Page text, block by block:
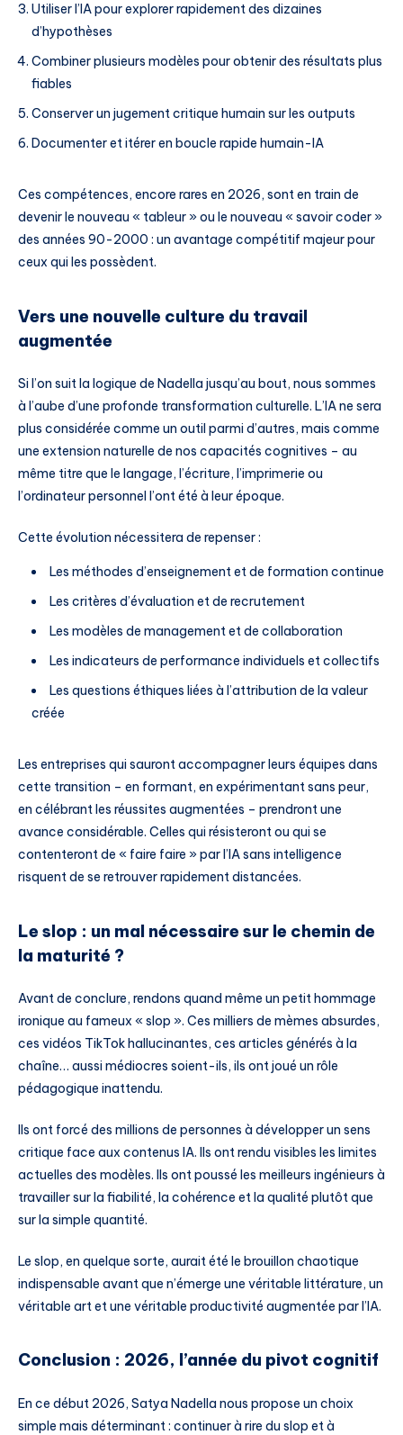
Utiliser l’IA pour explorer rapidement des dizaines
d’hypothèses
Combiner plusieurs modèles pour obtenir des résultats plus
fiables
Conserver un jugement critique humain sur les outputs
Documenter et itérer en boucle rapide humain-IA
Ces compétences, encore rares en 2026, sont en train de
devenir le nouveau « tableur » ou le nouveau « savoir coder »
des années 90-2000 : un avantage compétitif majeur pour
ceux qui les possèdent.
Vers une nouvelle culture du travail
augmentée
Si l’on suit la logique de Nadella jusqu’au bout, nous sommes
à l’aube d’une profonde transformation culturelle. L’IA ne sera
plus considérée comme un outil parmi d’autres, mais comme
une extension naturelle de nos capacités cognitives – au
même titre que le langage, l’écriture, l’imprimerie ou
l’ordinateur personnel l’ont été à leur époque.
Cette évolution nécessitera de repenser :
Les méthodes d’enseignement et de formation continue
Les critères d’évaluation et de recrutement
Les modèles de management et de collaboration
Les indicateurs de performance individuels et collectifs
Les questions éthiques liées à l’attribution de la valeur
créée
Les entreprises qui sauront accompagner leurs équipes dans
cette transition – en formant, en expérimentant sans peur,
en célébrant les réussites augmentées – prendront une
avance considérable. Celles qui résisteront ou qui se
contenteront de « faire faire » par l’IA sans intelligence
risquent de se retrouver rapidement distancées.
Le slop : un mal nécessaire sur le chemin de
la maturité ?
Avant de conclure, rendons quand même un petit hommage
ironique au fameux « slop ». Ces milliers de mèmes absurdes,
ces vidéos TikTok hallucinantes, ces articles générés à la
chaîne… aussi médiocres soient-ils, ils ont joué un rôle
pédagogique inattendu.
Ils ont forcé des millions de personnes à développer un sens
critique face aux contenus IA. Ils ont rendu visibles les limites
actuelles des modèles. Ils ont poussé les meilleurs ingénieurs à
travailler sur la fiabilité, la cohérence et la qualité plutôt que
sur la simple quantité.
Le slop, en quelque sorte, aurait été le brouillon chaotique
indispensable avant que n’émerge une véritable littérature, un
véritable art et une véritable productivité augmentée par l’IA.
Conclusion : 2026, l’année du pivot cognitif
En ce début 2026, Satya Nadella nous propose un choix
simple mais déterminant : continuer à rire du slop et à